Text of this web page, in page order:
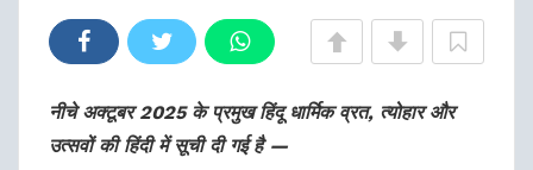
नीचे अक्टूबर 2025 के प्रमुख हिंदू धार्मिक व्रत, त्योहार और
उत्सवों की हिंदी में सूची दी गई है —